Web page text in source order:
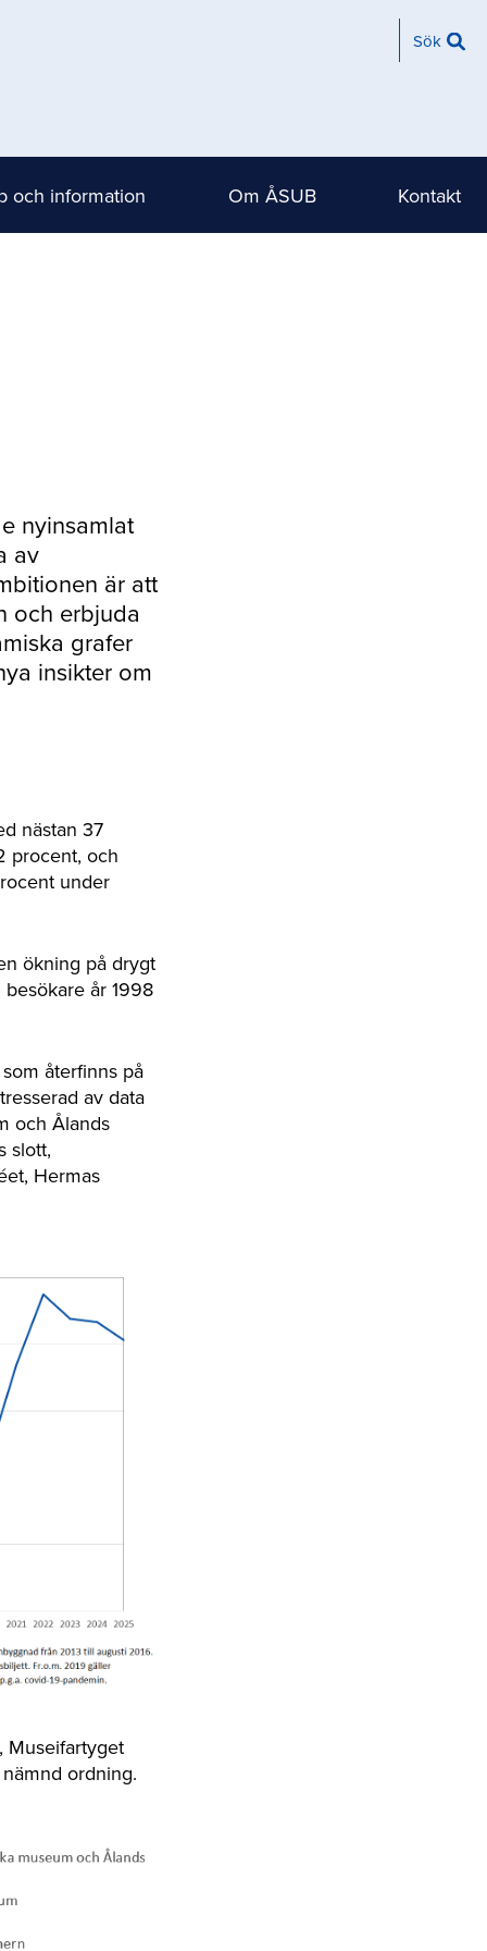
Sök
och information Om ÅSUB Kontakt
nyinsamlat
av
är att
och erbjuda
grafer
insikter om
nästan 37
procent, och
under
ökning på drygt
år 1998
återfinns på
av data
och Ålands
slott,
Hermas
Museifartyget
ordning.